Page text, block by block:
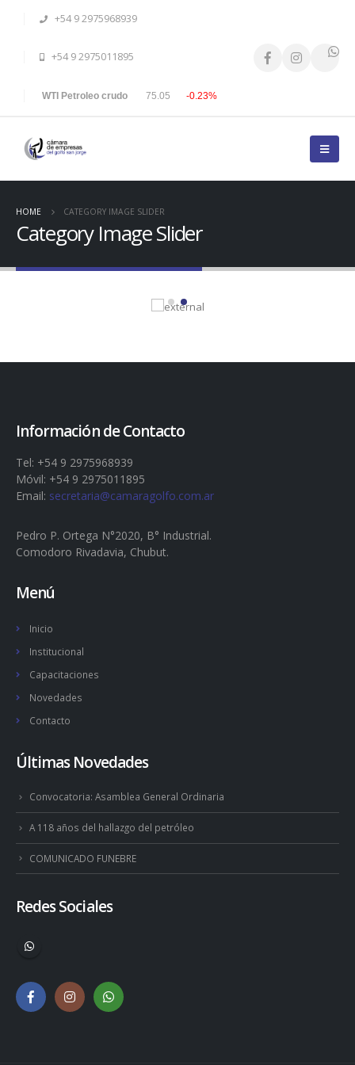
+54 9 2975968939
+54 9 2975011895
WTI Petroleo crudo 75.05 -0.23%
HOME CATEGORY IMAGE SLIDER
Category Image Slider
Información de Contacto
Tel: +54 9 2975968939
Móvil: +54 9 2975011895
Email: secretaria@camaragolfo.com.ar
Pedro P. Ortega N°2020, B° Industrial.
Comodoro Rivadavia, Chubut.
Menú
Inicio
Institucional
Capacitaciones
Novedades
Contacto
Últimas Novedades
Convocatoria: Asamblea General Ordinaria
A 118 años del hallazgo del petróleo
COMUNICADO FUNEBRE
Redes Sociales